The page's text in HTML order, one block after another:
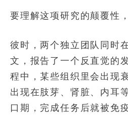
要理解这项研究的颠覆性
彼时，两个独立团队同时
文，报告了一个反直觉的
程中，某些组织里会出现
出现在肢芽、肾脏、内耳
口期，完成任务后就被免